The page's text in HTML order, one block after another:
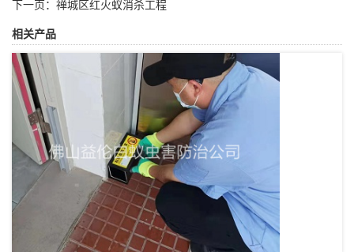
下一页： 禅城区红火蚁消杀工程
相关产品